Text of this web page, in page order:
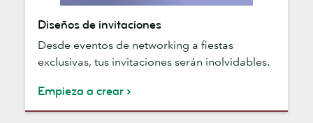
invitaciones
Diseños de invitaciones
Desde eventos de networking a fiestas
exclusivas, tus invitaciones serán inolvidables.
Empieza a crear